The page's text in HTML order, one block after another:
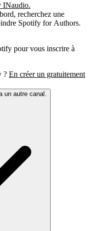
INaudio.
recherchez une
Spotify for Authors.
pour vous inscrire à
? En créer un gratuitement
un autre canal.